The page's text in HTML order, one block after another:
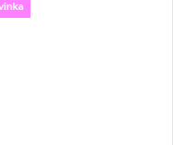
stavebnice od IBG